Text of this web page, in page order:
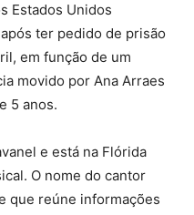
Estados Unidos
ter pedido de prisão
em função de um
movido por Ana Arraes
5 anos.
e está na Flórida
O nome do cantor
que reúne informações